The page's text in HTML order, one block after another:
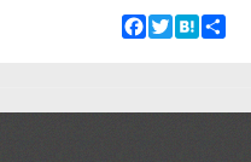
Facebook
TwitterHatena